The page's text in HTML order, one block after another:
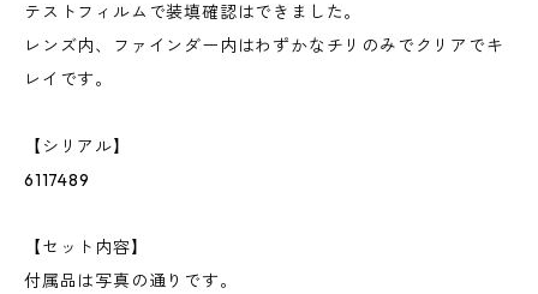
テストフィルムで装填確認はできました。
レンズ内、ファインダー内はわずかなチリのみでクリアでキ
レイです。
【シリアル】
6117489
【セット内容】
付属品は写真の通りです。